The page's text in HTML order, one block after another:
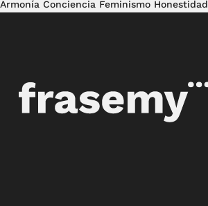
Armonía Conciencia Feminismo Honestidad